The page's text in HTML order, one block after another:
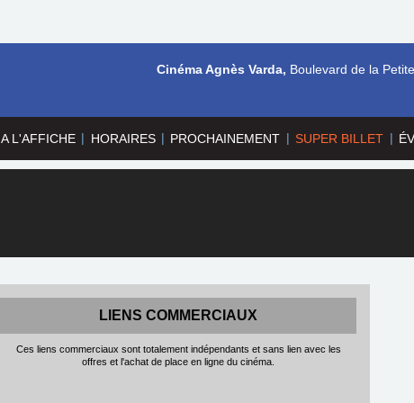
A L'AFFICHE | HORAIRES | PROCHAINEMENT | SUPER BILLET |
Cinéma Agnès Varda, Boulevard de la
LIENS COMMERCIAUX
Ces liens commerciaux sont totalement indépendants et sans lien avec les
offres et l'achat de place en ligne du cinéma.